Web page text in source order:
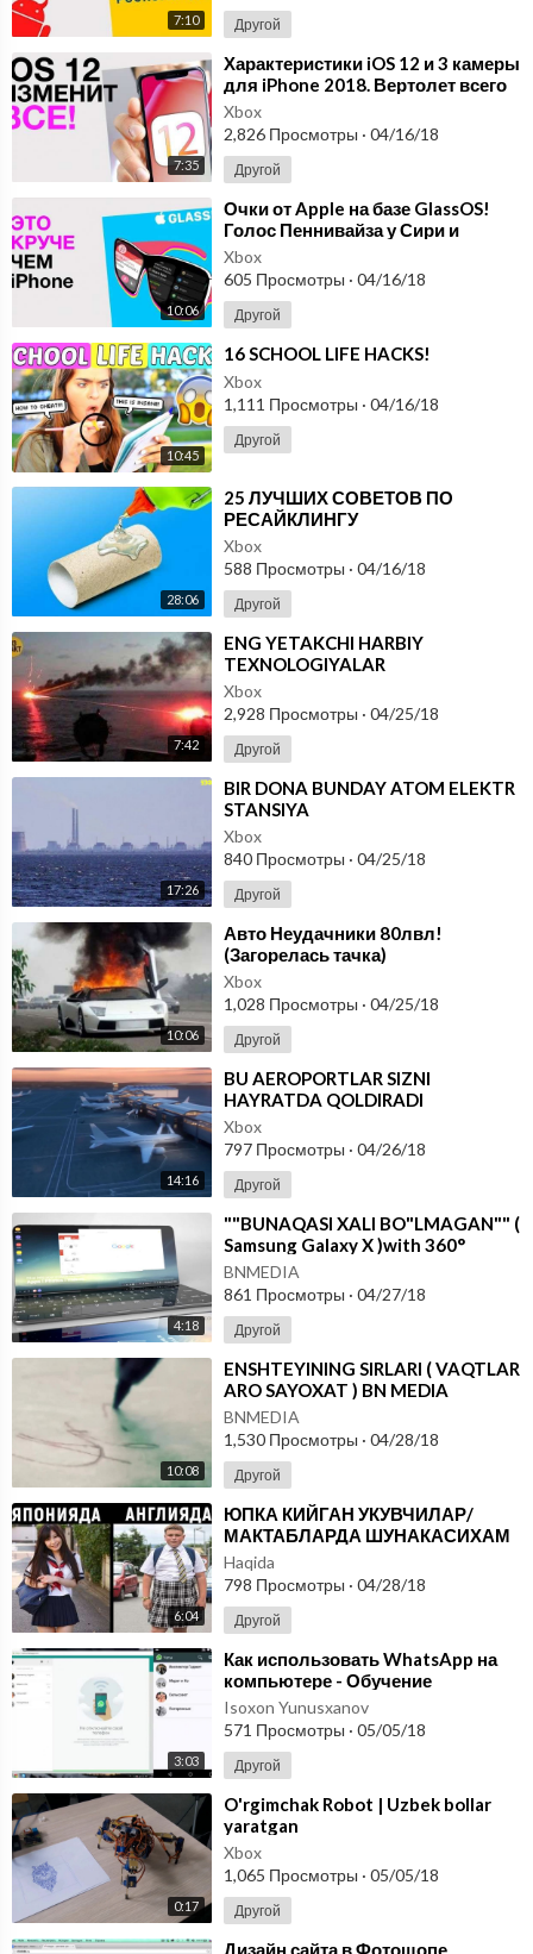
7:10 Другой
7:35
⁣Характеристики iOS 12 и 3 камеры
для iPhone 2018. Вертолет всего
за 7000$
Xbox
2,826 Просмотры · 04/16/18
Другой
10:06
⁣Очки от Apple на базе GlassOS!
Голос Пеннивайза у Сири и
Алексы, скорый PS5 и другие
новости!
Xbox
605 Просмотры · 04/16/18
Другой
10:45
⁣16 SCHOOL LIFE HACKS!
Xbox
1,111 Просмотры · 04/16/18
Другой
28:06
⁣25 ЛУЧШИХ СОВЕТОВ ПО
РЕСАЙКЛИНГУ
Xbox
588 Просмотры · 04/16/18
Другой
7:42
⁣ENG YETAKCHI HARBIY
TEXNOLOGIYALAR
Xbox
2,928 Просмотры · 04/25/18
Другой
17:26
⁣BIR DONA BUNDAY ATOM ELEKTR
STANSIYA
Xbox
840 Просмотры · 04/25/18
Другой
10:06
⁣Авто Неудачники 80лвл!
(Загорелась тачка)
Xbox
1,028 Просмотры · 04/25/18
Другой
14:16
⁣BU AEROPORTLAR SIZNI
HAYRATDA QOLDIRADI
DUNYODAGI ENG KATTA, ENG
YAXSHI, ENG ZO'R AEROPORTLAR
Xbox
797 Просмотры · 04/26/18
Другой
4:18
⁣""BUNAQASI XALI BO"LMAGAN"" (
Samsung Galaxy X )with 360°
moving display, 8
BNMEDIA
861 Просмотры · 04/27/18
Другой
10:08
⁣ENSHTEYINING SIRLARI ( VAQTLAR
ARO SAYOXAT ) BN MEDIA
BNMEDIA
1,530 Просмотры · 04/28/18
Другой
6:04
⁣ЮПКА КИЙГАН УКУВЧИЛАР/
МАКТАБЛАРДА ШУНАКАСИХАМ
БУЛАРКАН!
Haqida
798 Просмотры · 04/28/18
Другой
3:03
⁣Как использовать WhatsApp на
компьютере - Обучение
Isoxon Yunusxanov
571 Просмотры · 05/05/18
Другой
0:17
⁣O'rgimchak Robot | Uzbek bollar
yaratgan
Xbox
1,065 Просмотры · 05/05/18
Другой
⁣Дизайн сайта в Фотошопе